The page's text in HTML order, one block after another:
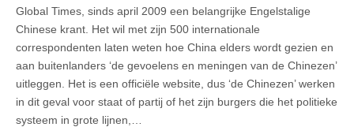
Global Times, sinds april 2009 een belangrijke Engelstalige
Chinese krant. Het wil met zijn 500 internationale
correspondenten laten weten hoe China elders wordt gezien en
aan buitenlanders ‘de gevoelens en meningen van de Chinezen’
uitleggen. Het is een officiële website, dus ‘de Chinezen’ werken
in dit geval voor staat of partij of het zijn burgers die het politieke
systeem in grote lijnen,…